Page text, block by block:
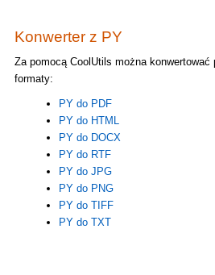
Konwerter z PY
Za pomocą CoolUtils można
formaty:
PY do PDF
PY do HTML
PY do DOCX
PY do RTF
PY do JPG
PY do PNG
PY do TIFF
PY do TXT